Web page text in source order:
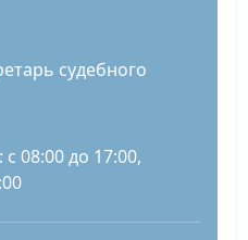
судебного
08:00 до 17:00,